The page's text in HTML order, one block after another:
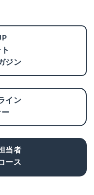
ジン
イン
当者
ース